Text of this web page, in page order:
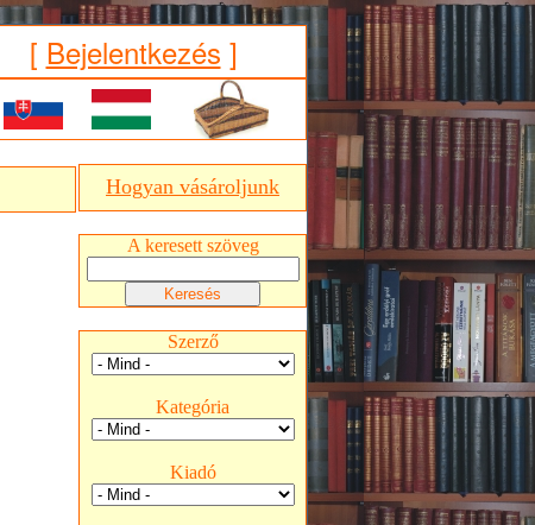
[ Bejelentkezés ]
Hogyan vásároljunk
A keresett szöveg
Szerző
Kategória
Kiadó